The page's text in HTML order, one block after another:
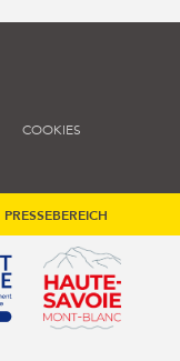
COOKIES
PRESSEBEREICH
nouvelle fenêtre)
de France (s'ouvre
(s'ouvre dans